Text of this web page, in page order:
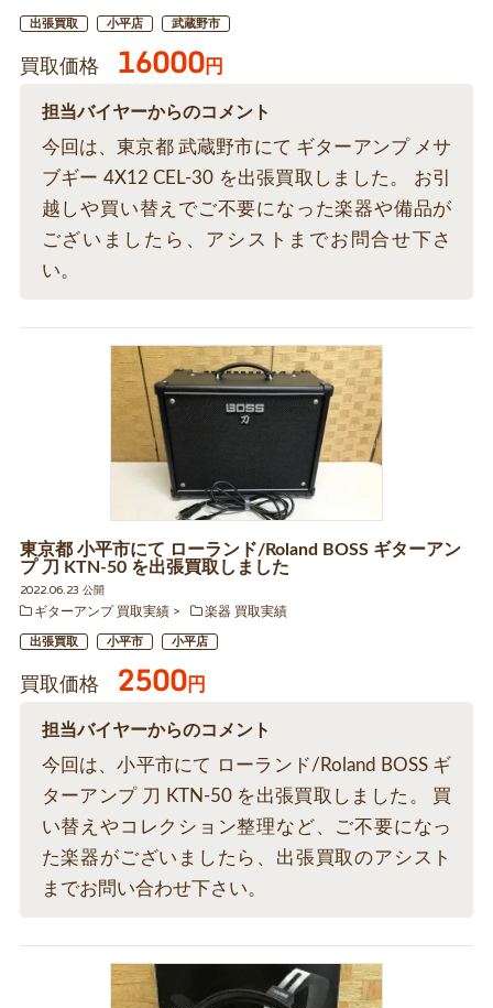
出張買取 小平店 武蔵野市
買取価格 16000円
担当バイヤーからのコメント
今回は、東京都 武蔵野市にて ギターアンプ メサ
ブギー 4X12 CEL-30 を出張買取しました。 お引
越しや買い替えでご不要になった楽器や備品が
ございましたら、アシストまでお問合せ下さ
い。
東京都 小平市にて ローランド/Roland BOSS ギターアン
プ 刀 KTN-50 を出張買取しました
2022.06.23 公開
ギターアンプ 買取実績
楽器 買取実績
出張買取 小平市 小平店
買取価格 2500円
担当バイヤーからのコメント
今回は、小平市にて ローランド/Roland BOSS ギ
ターアンプ 刀 KTN-50 を出張買取しました。 買
い替えやコレクション整理など、ご不要になっ
た楽器がございましたら、出張買取のアシスト
までお問い合わせ下さい。